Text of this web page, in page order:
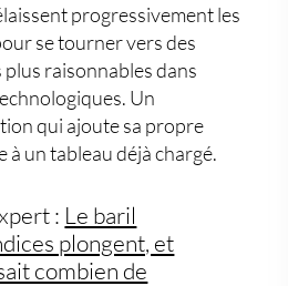
progressivement les
se tourner vers des
raisonnables dans
Un
qui ajoute sa propre
un tableau déjà chargé.
: Le baril
plongent, et
combien de